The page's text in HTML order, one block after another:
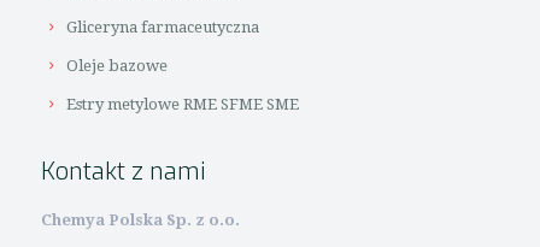
Gliceryna farmaceutyczna
Oleje bazowe
Estry metylowe RME SFME SME
Kontakt z nami
Chemya Polska Sp. z o.o.